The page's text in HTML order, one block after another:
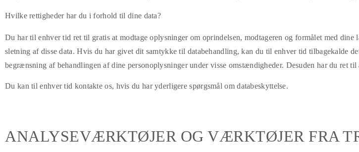
Hvilke rettigheder har du i forhold til dine data?
Du har til enhver tid ret til gratis at modtage oplysninger om oprindelsen, modtageren og formålet med dine
sletning af disse data. Hvis du har givet dit samtykke til databehandling, kan du til enhver tid tilbagekalde
begrænsning af behandlingen af dine personoplysninger under visse omstændigheder. Desuden har du ret
Du kan til enhver tid kontakte os, hvis du har yderligere spørgsmål om databeskyttelse.
ANALYSEVÆRKTØJER OG VÆRKTØJER FRA